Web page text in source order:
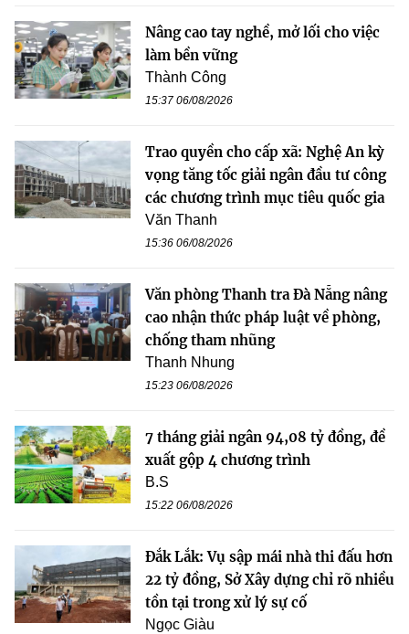
Nâng cao tay nghề, mở lối cho việc
làm bền vững
Thành Công
15:37 06/08/2026
Trao quyền cho cấp xã: Nghệ An kỳ
vọng tăng tốc giải ngân đầu tư công
các chương trình mục tiêu quốc gia
Văn Thanh
15:36 06/08/2026
Văn phòng Thanh tra Đà Nẵng nâng
cao nhận thức pháp luật về phòng,
chống tham nhũng
Thanh Nhung
15:23 06/08/2026
7 tháng giải ngân 94,08 tỷ đồng, đề
xuất gộp 4 chương trình
B.S
15:22 06/08/2026
Đắk Lắk: Vụ sập mái nhà thi đấu hơn
22 tỷ đồng, Sở Xây dựng chỉ rõ nhiều
tồn tại trong xử lý sự cố
Ngọc Giàu